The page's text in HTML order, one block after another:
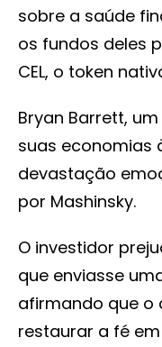
sobre a saúde
os fundos deles
CEL, o token
Bryan Barrett,
suas economias
devastação
por Mashinsky.
O investidor
que enviasse
afirmando que o
restaurar a fé